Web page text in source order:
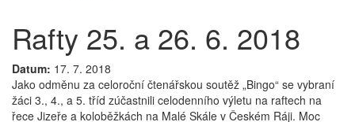
Rafty 25. a 26. 6. 2018
Datum: 17. 7. 2018
Jako odměnu za celoroční čtenářskou soutěž „Bingo“ se vybraní
žáci 3., 4., a 5. tříd zúčastnili celodenního výletu na raftech na
řece Jizeře a koloběžkách na Malé Skále v Českém Ráji. Moc